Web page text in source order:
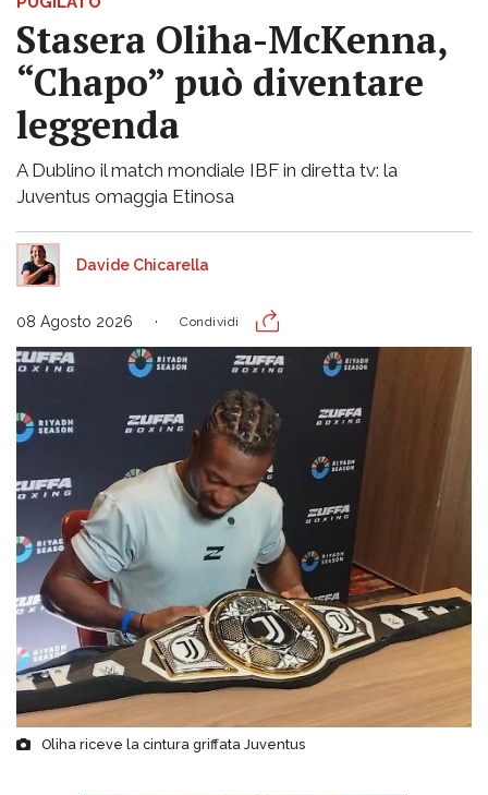
Stasera Oliha-McKenna,
“Chapo” può diventare
leggenda
A Dublino il match mondiale IBF in diretta tv: la
Juventus omaggia Etinosa
Davide Chicarella
08 Agosto 2026 Condividi
Oliha riceve la cintura griffata Juventus